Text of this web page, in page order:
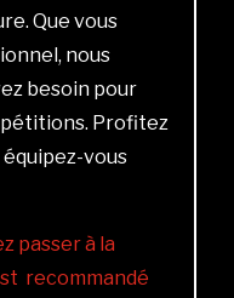
Que vous
nous
besoin pour
Profitez
vous
passer à la
recommandé